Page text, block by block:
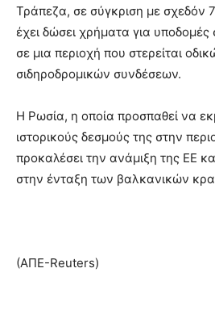
Τράπεζα, σε σύγκριση με σχεδόν
έχει δώσει χρήματα για υποδομές
σε μια περιοχή που στερείται
σιδηροδρομικών συνδέσεων.
Η Ρωσία, η οποία προσπαθεί να
ιστορικούς δεσμούς της στην
προκαλέσει την ανάμιξη της ΕΕ
στην ένταξη των βαλκανικών
(ΑΠΕ-Reuters)